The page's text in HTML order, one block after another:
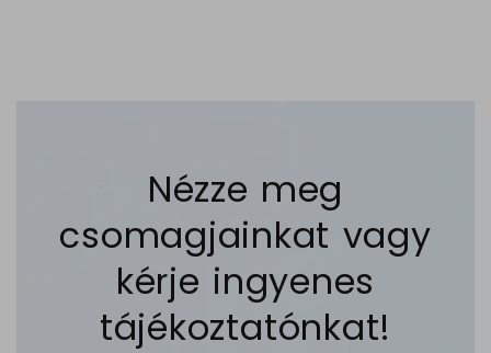
Nézze meg
csomagjainkat vagy
kérje ingyenes
tájékoztatónkat!